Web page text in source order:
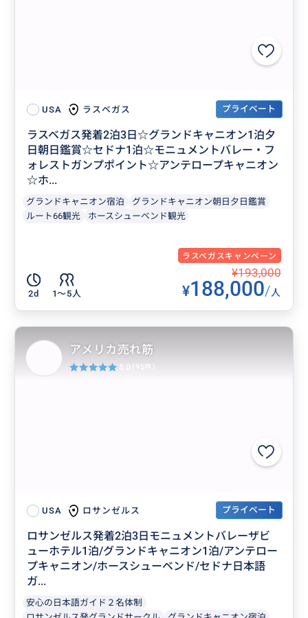
USA ラスベガス プライベート
ラスベガス発着2泊3日☆グランドキャニオン1泊夕
日朝日鑑賞☆セドナ1泊☆モニュメントバレー・フ
ォレストガンプポイント☆アンテロープキャニオン
☆ホ...
グランドキャニオン宿泊
グランドキャニオン朝日夕日鑑賞
ルート66観光
ホースシューベンド観光
ラスベガスキャンペーン
2d 1〜5人
¥193,000
¥188,000/人
USA ロサンゼルス プライベート
ロサンゼルス発着2泊3日モニュメントバレーザビ
ューホテル1泊/グランドキャニオン1泊/アンテロー
プキャニオン/ホースシューベンド/セドナ日本語
ガ...
安心の日本語ガイド２名体制
アメリカ売れ筋
5.0 (95件)